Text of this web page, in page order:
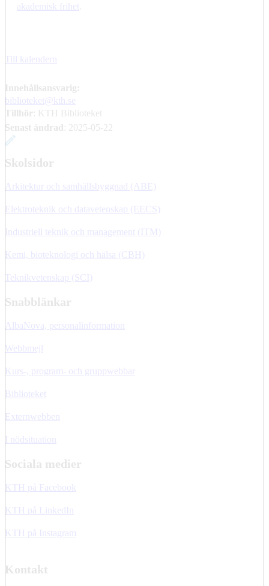
akademisk frihet
Till kalendern
Innehållsansvarig:
biblioteket@kth.se
Tillhör
: KTH Biblioteket
Senast ändrad
2025-05-22
Skolsidor
Arkitektur och samhällsbyggnad (ABE)
Elektroteknik och datavetenskap (EECS)
Industriell teknik och management (ITM)
Kemi, bioteknologi och hälsa (CBH)
Teknikvetenskap (SCI)
Snabblänkar
AlbaNova, personalinformation
Webbmejl
Kurs-, program- och gruppwebbar
Biblioteket
Externwebben
I nödsituation
Sociala medier
KTH på Facebook
KTH på LinkedIn
KTH på Instagram
Kontakt